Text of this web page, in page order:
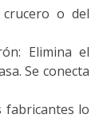
o del
Elimina el
Se conecta
fabricantes lo